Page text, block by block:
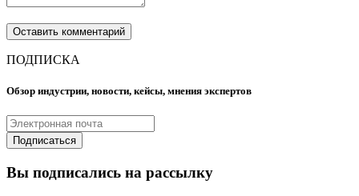
ПОДПИСКА
Обзор индустрии, новости, кейсы, мнения экспертов
Вы подписались на рассылку